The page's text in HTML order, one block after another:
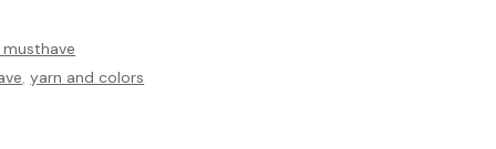
,yarn and colors